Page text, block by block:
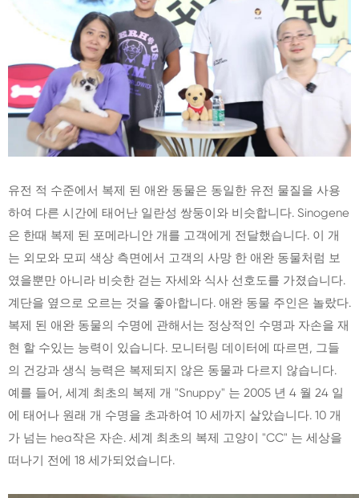
유전 적 수준에서 복제 된 애완 동물은 동일한 유전 물질을 사용
하여 다른 시간에 태어난 일란성 쌍둥이와 비슷합니다. Sinogene
은 한때 복제 된 포메라니안 개를 고객에게 전달했습니다. 이 개
는 외모와 모피 색상 측면에서 고객의 사망 한 애완 동물처럼 보
였을뿐만 아니라 비슷한 걷는 자세와 식사 선호도를 가졌습니다.
계단을 옆으로 오르는 것을 좋아합니다. 애완 동물 주인은 놀랐다.
복제 된 애완 동물의 수명에 관해서는 정상적인 수명과 자손을 재
현 할 수있는 능력이 있습니다. 모니터링 데이터에 따르면, 그들
의 건강과 생식 능력은 복제되지 않은 동물과 다르지 않습니다.
예를 들어, 세계 최초의 복제 개 "Snuppy" 는 2005 년 4 월 24 일
에 태어나 원래 개 수명을 초과하여 10 세까지 살았습니다. 10 개
가 넘는 hea작은 자손. 세계 최초의 복제 고양이 "CC" 는 세상을
떠나기 전에 18 세가되었습니다.